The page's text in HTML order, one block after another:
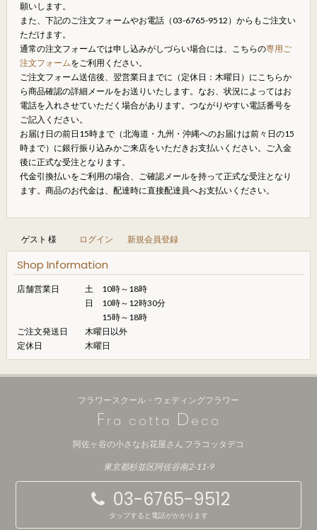
願いします。
また、下記のご注文フォームやお電話（03-6765-9512）からもご注文い
ただけます。
通常の注文フォームでは申し込みがしづらい場合には、こちらの専用ご
注文フォームをご利用ください。
ご注文フォーム送信後、翌営業日までに（定休日：木曜日）にこちらか
ら商品確認の詳細メールをお送りいたします。なお、状況によってはお
電話を入れさせていただく場合があります。つながりやすい電話番号を
ご記入ください。
お届け日の前日15時まで（北海道・九州・沖縄へのお届けは前々日の15
時まで）に銀行振り込みかご来店をいただきお支払いください。ご入金
後に正式な受注となります。
代金引換払いをご利用の場合、ご確認メールを持って正式な受注となり
ます。商品のお代金は、配達時に直接配達員へお支払いください。
ゲスト 様 ログイン 新規会員登録
Shop Information
店舗営業日
土 10時～18時
日 10時～12時30分
15時～18時
ご注文発送日
木曜日以外
定休日
木曜日
フラワースクール・ウェディングフラワー
Fra cotta D eco
阿佐ヶ谷の小さなお花屋さん フラコッタデコ
東京都杉並区阿佐谷南2-11-9
03-6765-9512
タップすると電話がかかります